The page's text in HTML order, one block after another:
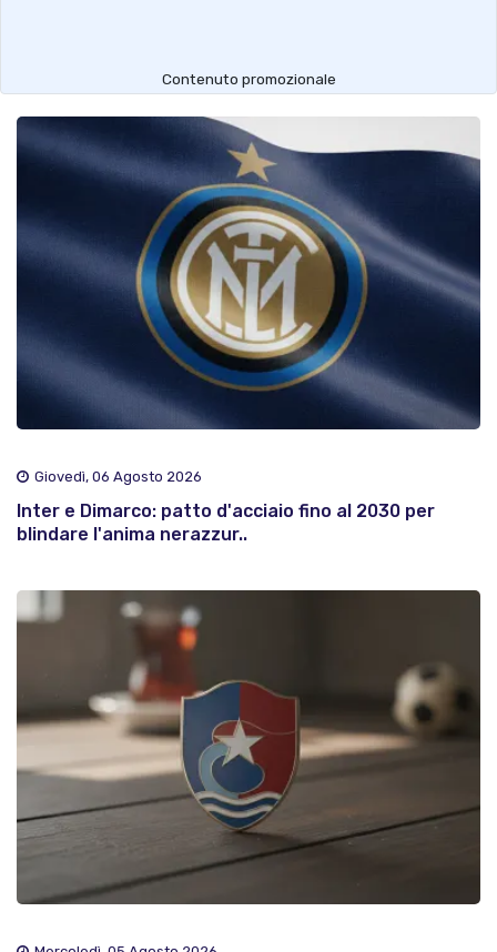
Contenuto promozionale
Giovedì, 06 Agosto 2026
Inter e Dimarco: patto d'acciaio fino al 2030 per
blindare l'anima nerazzur..